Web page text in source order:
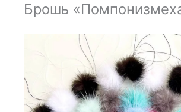
Брошь